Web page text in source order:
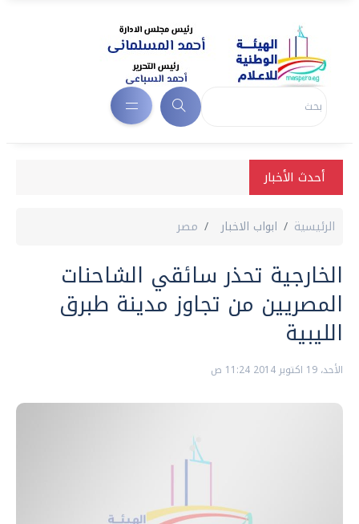
أحدث الأخبار
الرئيسية ابواب الاخبار مصر
الخارجية تحذر سائقي الشاحنات
المصريين من تجاوز مدينة طبرق
الليبية
الأحد، 19 اكتوبر 2014 11:24 ص